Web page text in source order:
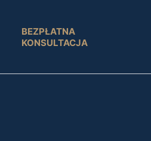
BEZPŁATNA
KONSULTACJA